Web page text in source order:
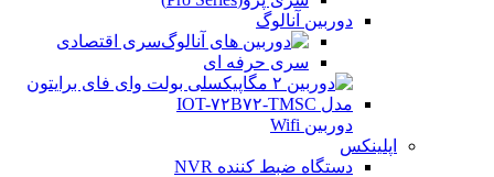
دوربین آنالوگ
سری اقتصادی
سری حرفه ای
دوربین Wifi
اپلینکس
دستگاه ضبط کننده NVR